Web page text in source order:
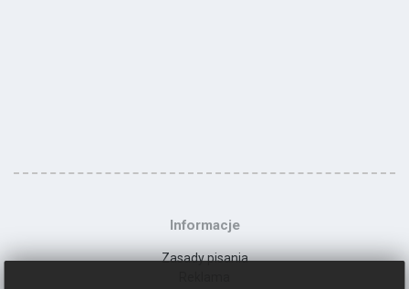
Informacje
Zasady pisania